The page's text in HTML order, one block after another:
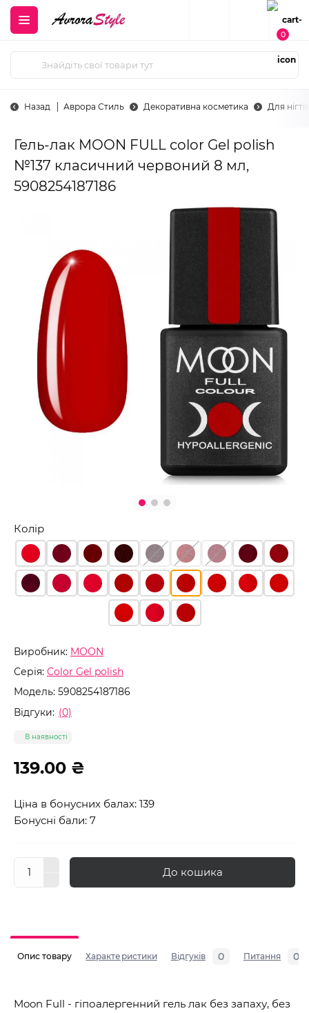
0
Назад Аврора Стиль Декоративна косметика Для нігтів
Гель-лак MOON FULL color Gel polish
№137 класичний червоний 8 мл,
5908254187186
Виробник: MOON
Серія: Color Gel polish
Модель: 5908254187186
Відгуки: (0)
В наявності
Колір
139.00 ₴
Ціна в бонусних балах: 139
Бонусні бали: 7
До кошика
Опис товару Характеристики Відгуків 0 Питання 0
Moon Full - гіпоалергенний гель лак без запаху, без